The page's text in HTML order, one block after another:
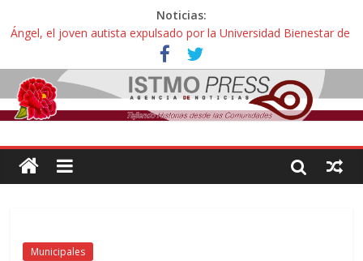
Noticias:
Ángel, el joven autista expulsado por la Universidad Bienestar de
Ixtepec, Oaxaca vuelve a las aulas tras amparo
Familiares de periodista Alejandro Leyva se reúnen con titular de
la SEGOB y exigen detener a los autores materiales e
intelectuales de su asesinato
Alertan pescadores de Juchitán, Oaxaca de nuevo despojo de su
Pescadores y comuneros ikoots detienen la extracción ilegal de
material pétreo de gravera Oyamel
Municipales